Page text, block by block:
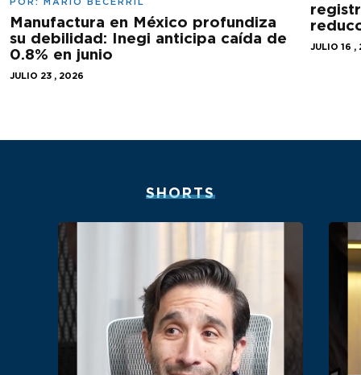
Manufactura en México profundiza
su debilidad: Inegi anticipa caída de
0.8% en junio
JULIO 23 , 2026
JULIO 16 ,
SHORTS